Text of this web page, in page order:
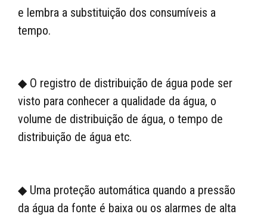
e lembra a substituição dos consumíveis a
tempo.
◆ O registro de distribuição de água pode ser
visto para conhecer a qualidade da água, o
volume de distribuição de água, o tempo de
distribuição de água etc.
◆ Uma proteção automática quando a pressão
da água da fonte é baixa ou os alarmes de alta